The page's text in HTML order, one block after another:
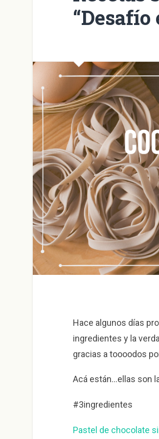
“Desafío
Hace algunos días
ingredientes y la
gracias a toooodos
Acá están…ellas son
#3ingredientes
Pastel de chocolate